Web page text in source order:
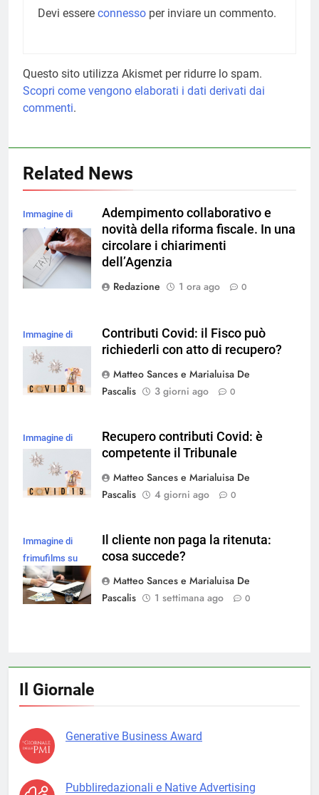
Devi essere connesso per inviare un commento.
Questo sito utilizza Akismet per ridurre lo spam.
Scopri come vengono elaborati i dati derivati dai
commenti.
Related News
Immagine di
rawpixel.com su
Magnific
Adempimento collaborativo e
novità della riforma fiscale. In una
circolare i chiarimenti
dell’Agenzia
Redazione
1 ora ago 0
Immagine di
magnific
Contributi Covid: il Fisco può
richiederli con atto di recupero?
Matteo Sances e Marialuisa De
Pascalis
3 giorni ago 0
Immagine di
magnific
Recupero contributi Covid: è
competente il Tribunale
Matteo Sances e Marialuisa De
Pascalis
4 giorni ago 0
Immagine di
frimufilms su
Magnific
Il cliente non paga la ritenuta:
cosa succede?
Matteo Sances e Marialuisa De
Pascalis
1 settimana ago 0
Il Giornale
Generative Business Award
Pubbliredazionali e Native Advertising